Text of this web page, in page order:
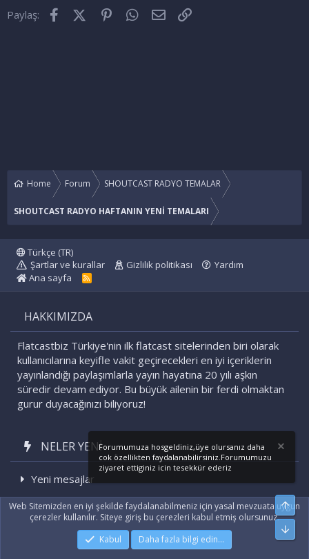
Paylaş: FacebookX (Twitter)PinterestWhatsApp
E-posta
Home Forum SHOUTCAST RADYO TEMALAR
SHOUTCAST RADYO HAFTANIN YENİ TEMALARI
Türkçe (TR)
Şartlar ve kurallar
Gizlilik politikası
Yardım
Ana sayfa
R
HAKKIMIZDA
Flatcastbiz Türkiye'nin ilk flatcast sitelerinden biri olarak
kullanıcılarına keyifle vakit geçirecekleri en iyi içeriklerin
yayınlandığı paylaşımlarla yayın hayatına 20 yılı aşkın
süredir devam ediyor. Bu büyük ailenin bir ferdi olmaktan
gurur duyacağınızı biliyoruz!
NELER YENI
Yeni mesajlar
Son etkinlikler
© by ©XenTR Xenforo Theme© by ©XenTR
Forumumuza hosgeldiniz,üye olursanız daha
cok özellikten faydalanabilirsiniz.Forumumuzu
ziyaret ettiginiz icin tesekkür ederiz
Web Sitemizden en iyi şekilde faydalanabilmeniz için yasal mevzuata uygun
çerezler kullanılır. Siteye giriş bu çerezleri kabul etmiş olursunuz.
Kabul
Daha fazla bilgi edin…
Üst
Alt